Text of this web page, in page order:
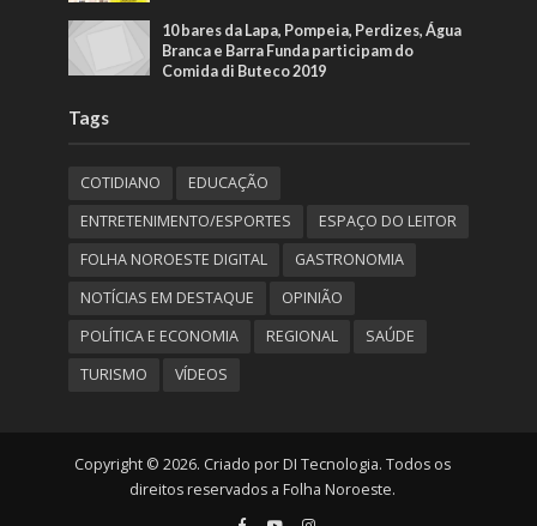
10 bares da Lapa, Pompeia, Perdizes, Água
Branca e Barra Funda participam do
Comida di Buteco 2019
Tags
COTIDIANO
EDUCAÇÃO
ENTRETENIMENTO/ESPORTES
ESPAÇO DO LEITOR
FOLHA NOROESTE DIGITAL
GASTRONOMIA
NOTÍCIAS EM DESTAQUE
OPINIÃO
POLÍTICA E ECONOMIA
REGIONAL
SAÚDE
TURISMO
VÍDEOS
Copyright © 2026. Criado por DI Tecnologia. Todos os
direitos reservados a Folha Noroeste.